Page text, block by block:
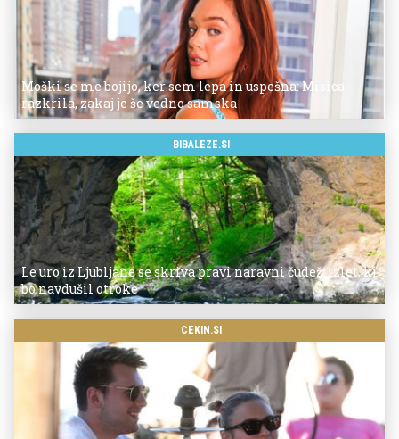
Moški se me bojijo, ker sem lepa in uspešna: Misica
razkrila, zakaj je še vedno samska
BIBALEZE.SI
Le uro iz Ljubljane se skriva pravi naravni čudež: izlet, ki
bo navdušil otroke
CEKIN.SI